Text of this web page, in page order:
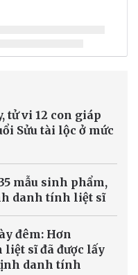
nộp, một cá thể Diều hoa
được pháp luật bảo vệ đã
Trị) phối hợp với lực
gia Phong Nha - Kẻ Bàng
sở dữ liệu đất
trước 25/8